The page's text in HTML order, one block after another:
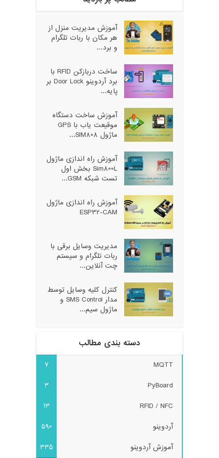
آموزش مدیریت منزل از
هر مکان با ربات تلگرام
و برد...
ساخت دربازکن RFID با
برد آردوینو Door Lock بر
پایه...
آموزش ساخت دستگاه
موقیعت یاب با GPS
ماژول SIM808...
آموزش راه اندازی ماژول
Sim800L بخش اول
تست شبکه GSM...
آموزش راه اندازی ماژول
ESP32-CAM
مدیریت وسایل برقی با
ربات تلگرام و سیستم
چت آنلاین...
کنترل کلیه وسایل توسط
مدار SMS Control و
ماژول سیم...
دسته بندی مطالب
MQTT
7
PyBoard
3
RFID / NFC
13
آردوینو
590
آموزش آردوینو
335